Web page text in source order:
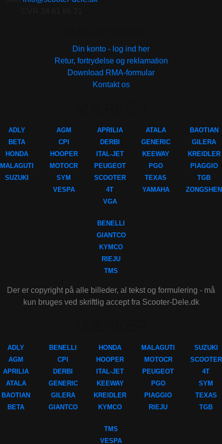
Din konto - log ind her
Retur, fortrydelse og reklamation
Download RMA-formular
Kontakt os
ADLY
BETA
HONDA
MALAGUTI
SUZUKI
AGM
CPI
HOOPER
MOTOCR
SYM
VESPA
APRILIA
DERBI
ITAL-JET
PEUGEOT
SCOOTER
4T
VGA
ATALA
GENERIC
KEEWAY
PGO
TEXAS
YAMAHA
BAOTIAN
GILERA
KREIDLER
PIAGGIO
TGB
ZONGSHEN
BENELLI
GIANTCO
KYMCO
RIEJU
TMS
Der er copyright på alle billeder, al tekst og formulering - må
kun bruges ved skriftlig accept fra Scooter-Dele.dk
ADLY
AGM
APRILIA
ATALA
BAOTIAN
BETA
BENELLI
CPI
DERBI
GENERIC
GILERA
GIANTCO
HONDA
HOOPER
ITAL-JET
KEEWAY
KREIDLER
KYMCO
MALAGUTI
MOTOCR
PEUGEOT
PGO
PIAGGIO
RIEJU
SUZUKI
SCOOTER
4T
SYM
TEXAS
TGB
TMS
VESPA